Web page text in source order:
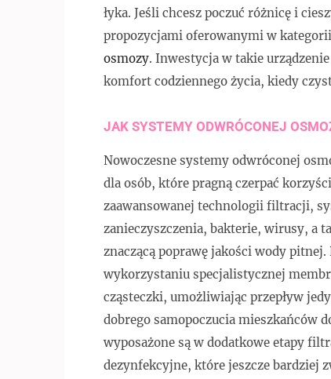
łyka. Jeśli chcesz poczuć różnicę i
propozycjami oferowanymi w kategorii
osmozy. Inwestycja w takie
komfort codziennego życia, kiedy
JAK SYSTEMY ODWRÓCONEJ
Nowoczesne systemy odwróconej
dla osób, które pragną czerpać
zaawansowanej technologii filtracji,
zanieczyszczenia, bakterie, wirusy, a
znaczącą poprawę jakości wody
wykorzystaniu specjalistycznej
cząsteczki, umożliwiając przepływ
dobrego samopoczucia mieszkańców
wyposażone są w dodatkowe etapy
dezynfekcyjne, które jeszcze bardziej